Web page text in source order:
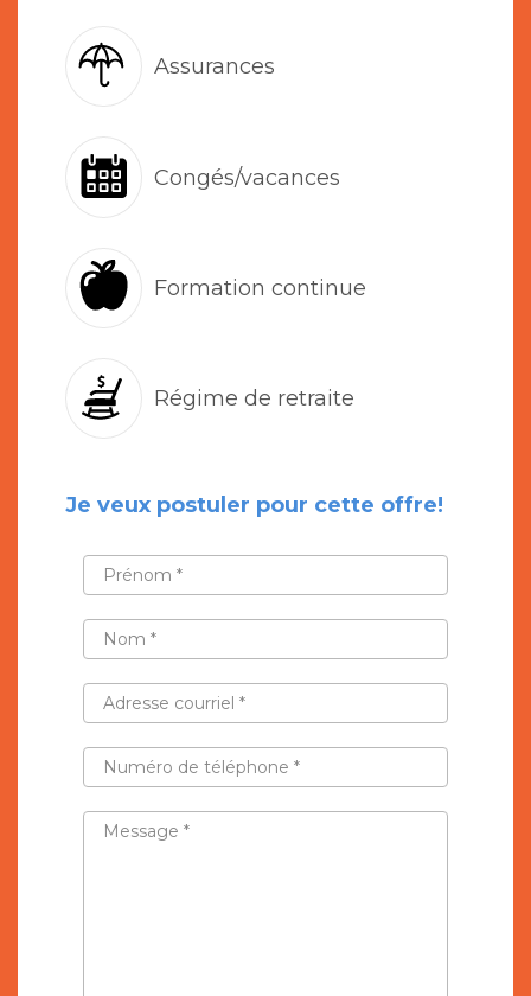
Assurances
Congés/vacances
Formation continue
Régime de retraite
Je veux postuler pour cette offre!
PRÉNOM
NOM
ADRESSE
COURRIEL
*
NUMÉRO
TÉLÉPHONE
*MESSAGE